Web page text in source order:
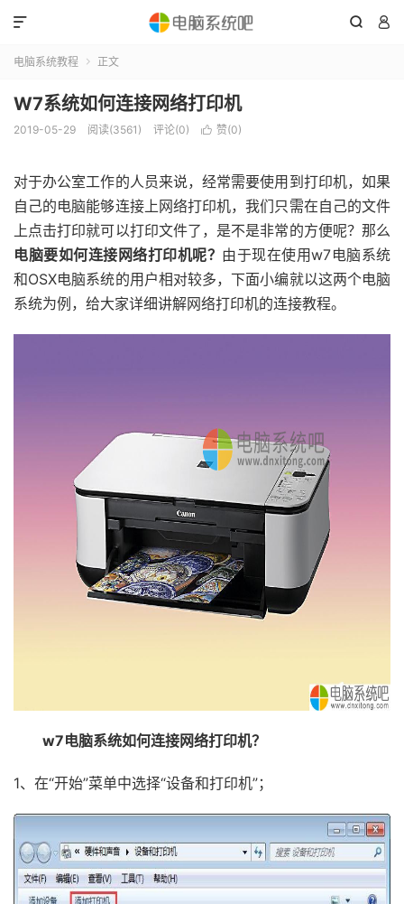
 

电脑系统教程  正文
W7系统如何连接网络打印机
2019-05-29 阅读(3561) 评论(0)  赞(0)
对于办公室工作的人员来说，经常需要使用到打印机，如果
自己的电脑能够连接上网络打印机，我们只需在自己的文件
上点击打印就可以打印文件了，是不是非常的方便呢？那么
电脑要如何连接网络打印机呢？ 由于现在使用w7电脑系统
和OSX电脑系统的用户相对较多，下面小编就以这两个电脑
系统为例，给大家详细讲解网络打印机的连接教程。
w7电脑系统如何连接网络打印机？
1、在“开始”菜单中选择“设备和打印机”；